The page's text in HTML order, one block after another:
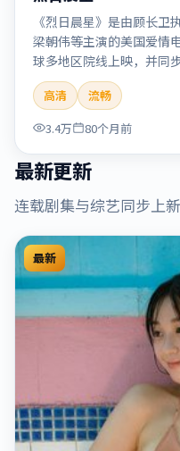
《烈日晨星》是由顾长卫
梁朝伟等主演的美国爱情
球多地区院线上映，并同
剧情与看点：情感细腻动
温情叙事的观众。本片适
「爱情」「美国」「2019
影迷阅读简介与主创信息。
高清
流畅
3.4万
80个月前
最新更新
连载剧集与综艺同步上
最新